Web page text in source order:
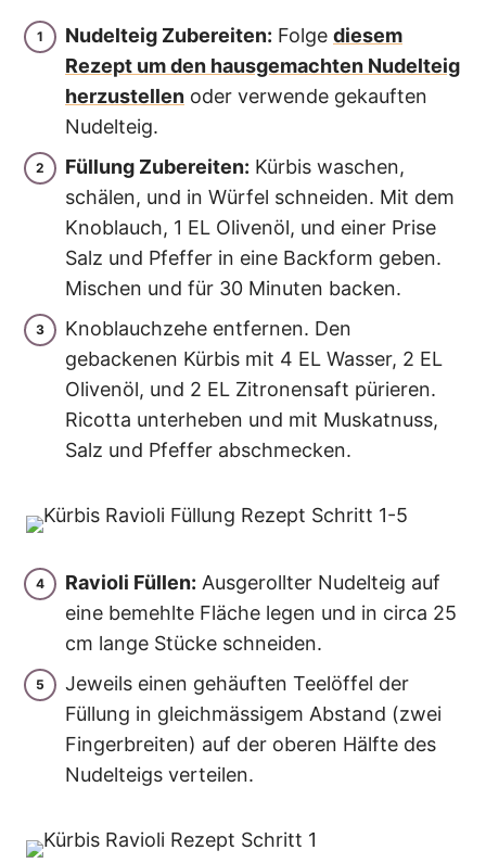
Nudelteig Zubereiten: Folge diesem
Rezept um den hausgemachten Nudelteig
herzustellen oder verwende gekauften
Nudelteig.
Füllung Zubereiten: Kürbis waschen,
schälen, und in Würfel schneiden. Mit dem
Knoblauch, 1 EL Olivenöl, und einer Prise
Salz und Pfeffer in eine Backform geben.
Mischen und für 30 Minuten backen.
Knoblauchzehe entfernen. Den
gebackenen Kürbis mit 4 EL Wasser, 2 EL
Olivenöl, und 2 EL Zitronensaft pürieren.
Ricotta unterheben und mit Muskatnuss,
Salz und Pfeffer abschmecken.
Ravioli Füllen: Ausgerollter Nudelteig auf
eine bemehlte Fläche legen und in circa 25
cm lange Stücke schneiden.
Jeweils einen gehäuften Teelöffel der
Füllung in gleichmässigem Abstand (zwei
Fingerbreiten) auf der oberen Hälfte des
Nudelteigs verteilen.